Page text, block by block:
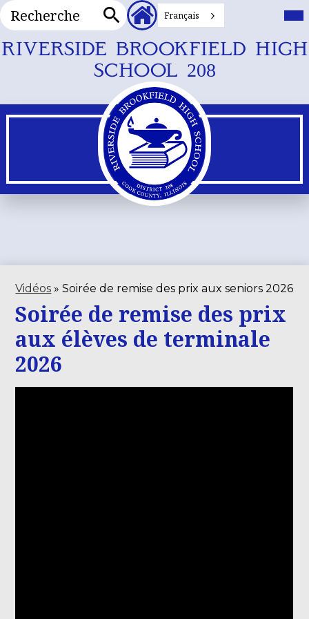
Skip
to
main
content
RIVERSIDE BROOKFIELD HIGH
SCHOOL 208
Recherche
En-
tête
secondaires
Français
Vidéos » Soirée de remise des prix aux seniors 2026
Soirée de remise des prix
aux élèves de terminale
2026